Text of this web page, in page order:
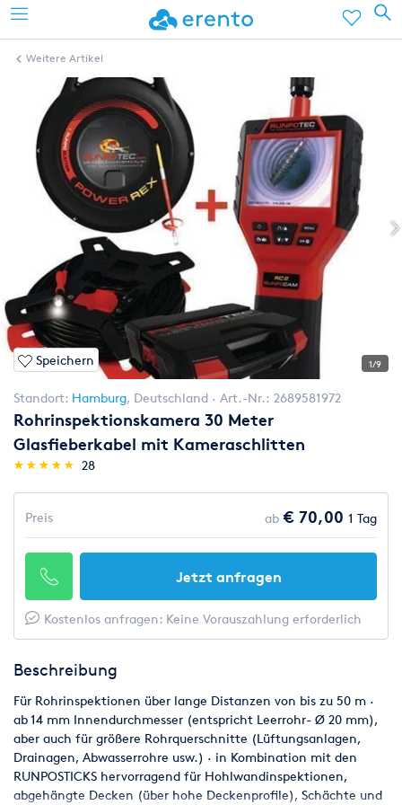
Weitere Artikel
Speichern 1/9
Standort: Hamburg, Deutschland Art.-Nr.: 2689581972
Rohrinspektionskamera 30 Meter
Glasfieberkabel mit Kameraschlitten
(*)
★
★
(*)★
★
(*) ★
★
(*) ★
★
(*) ★
★ 28
Preis ab € 70,00 1 Tag
Jetzt anfragen
Kostenlos anfragen: Keine Vorauszahlung erforderlich
Beschreibung
Für Rohrinspektionen über lange Distanzen von bis zu 50 m ·
ab 14 mm Innendurchmesser (entspricht Leerrohr- Ø 20 mm),
aber auch für größere Rohrquerschnitte (Lüftungsanlagen,
Drainagen, Abwasserrohre usw.) · in Kombination mit den
RUNPOSTICKS hervorragend für Hohlwandinspektionen,
abgehängte Decken (über hohe Deckenprofile), Schächte und